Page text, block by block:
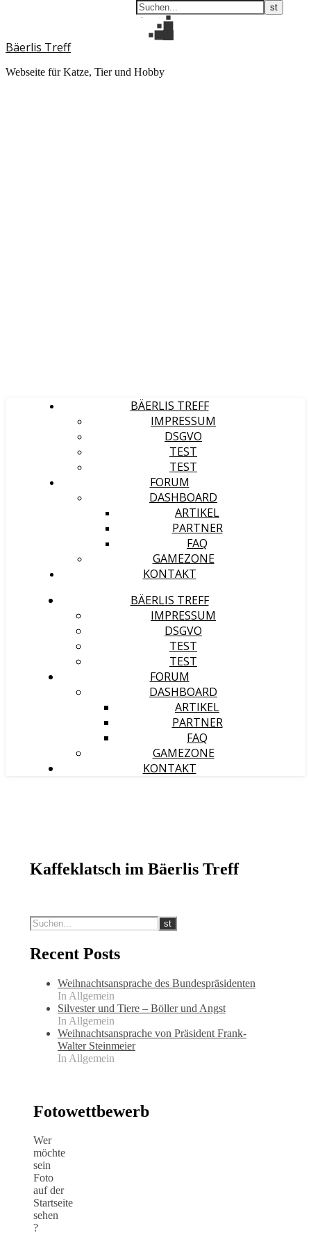
Bäerlis Treff
Webseite für Katze, Tier und Hobby
BÄERLIS TREFF
IMPRESSUM
DSGVO
TEST
TEST
FORUM
DASHBOARD
ARTIKEL
PARTNER
FAQ
GAMEZONE
KONTAKT
BÄERLIS TREFF
IMPRESSUM
DSGVO
TEST
TEST
FORUM
DASHBOARD
ARTIKEL
PARTNER
FAQ
GAMEZONE
KONTAKT
Kaffeklatsch im Bäerlis Treff
Recent Posts
Weihnachtsansprache des Bundespräsidenten
In Allgemein
Silvester und Tiere – Böller und Angst
In Allgemein
Weihnachtsansprache von Präsident Frank-
Walter Steinmeier
In Allgemein
Fotowettbewerb
Wer
möchte
sein
Foto
auf der
Startseite
sehen
?